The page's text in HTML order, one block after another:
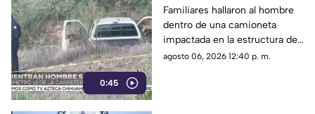
0:45
carretera de
Cuahtémoc; habría
sufrido infarto al
volante
Familiares hallaron al hombre
dentro de una camioneta
impactada en la estructura de
un puente a la altura del
agosto 06, 2026 12:40 p. m.